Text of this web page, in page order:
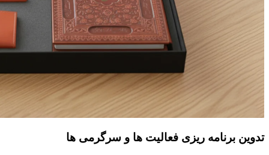
تدوین برنامه ریزی فعالیت ها و سرگرمی ها